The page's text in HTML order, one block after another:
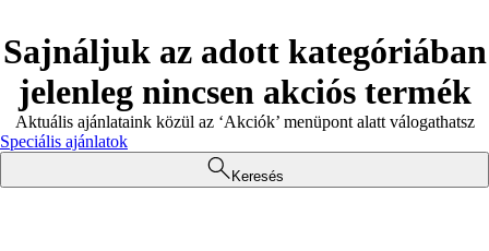
Sajnáljuk az adott kategóriában
jelenleg nincsen akciós termék
Aktuális ajánlataink közül az ‘Akciók’ menüpont alatt válogathatsz
Speciális ajánlatok
Keresés